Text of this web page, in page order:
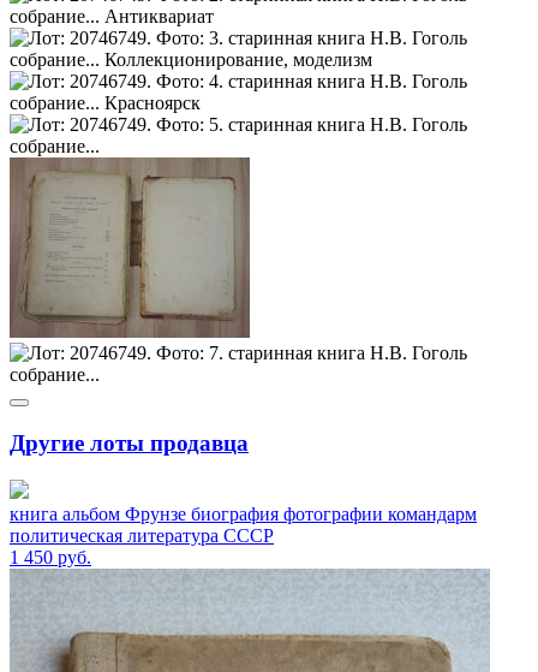
Другие лоты продавца
книга альбом Фрунзе биография фотографии командарм
политическая литература СССР
1 450 руб.